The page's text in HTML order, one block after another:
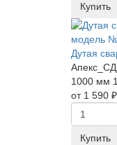
Купить
Дутая
1000 мм
от 1 590 ₽
Купить